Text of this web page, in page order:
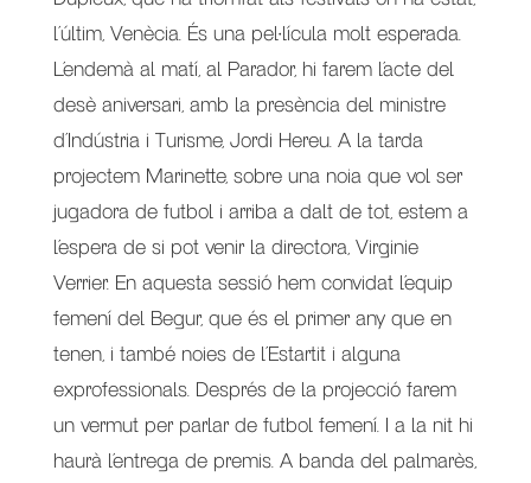
l’últim, Venècia. És una pel·lícula molt esperada.
L’endemà al matí, al Parador, hi farem l’acte del
desè aniversari, amb la presència del ministre
d’Indústria i Turisme, Jordi Hereu. A la tarda
projectem Marinette, sobre una noia que vol ser
jugadora de futbol i arriba a dalt de tot, estem a
l’espera de si pot venir la directora, Virginie
Verrier. En aquesta sessió hem convidat l’equip
femení del Begur, que és el primer any que en
tenen, i també noies de l’Estartit i alguna
exprofessionals. Després de la projecció farem
un vermut per parlar de futbol femení. I a la nit hi
haurà l’entrega de premis. A banda del palmarès,